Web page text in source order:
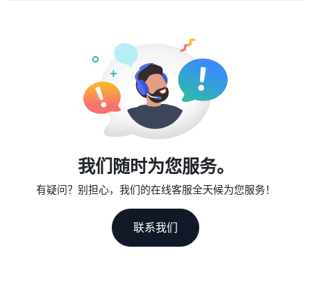
我们随时为您服务。
有疑问？别担心，我们的在线客服全天候为您服务！
联系我们